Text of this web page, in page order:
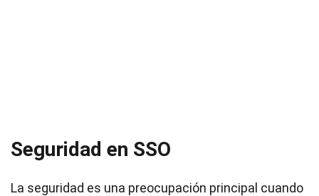
Seguridad en SSO
La seguridad es una preocupación principal cuando